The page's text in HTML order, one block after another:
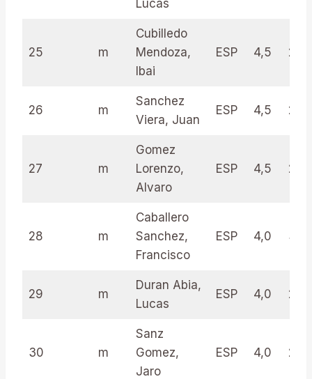
Lucas
25 m
Cubilledo
Mendoza,
Ibai
ESP 4,5
26 m
Sanchez
Viera, Juan
ESP 4,5
27 m
Gomez
Lorenzo,
Alvaro
ESP 4,5
28 m
Caballero
Sanchez,
Francisco
ESP 4,0
29 m
Duran Abia,
Lucas
ESP 4,0
30 m
Sanz
Gomez,
Jaro
ESP 4,0 27.0